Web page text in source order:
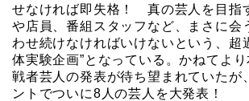
せなければ即失格！ 真の芸人を目指
や店員、番組スタッフなど、まさに会
わせ続けなければいけないという、超
体実験企画”となっている。かねてよ
戦者芸人の発表が待ち望まれていたが
ントでついに8人の芸人を大発表！